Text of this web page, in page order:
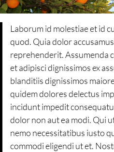
Laborum id molestiae et id
quod. Quia dolor
reprehenderit. Assumenda
et adipisci dignissimos ex
blanditiis dignissimos
quidem dolores delectus
incidunt impedit
dolor non aut ea modi. Qui
nemo necessitatibus iusto
commodi eligendi ut et.